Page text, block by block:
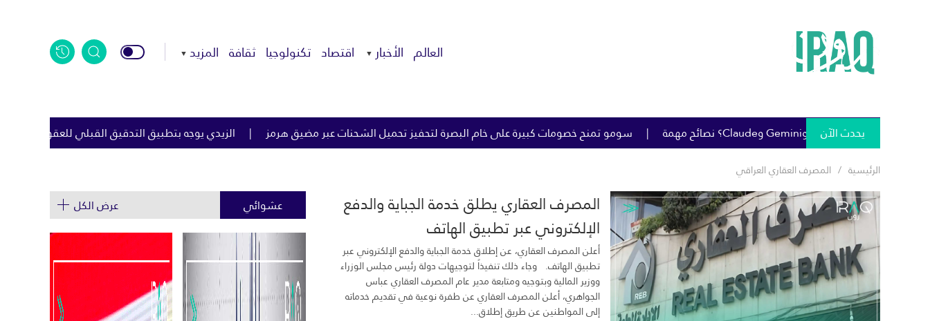
العالم الأخبار اقتصاد تكنولوجيا ثقافة المزيد
يحدث الآن سومو تمنح خصومات كبيرة على خام البصرة لتحفيز تحميل الشحنات عبر مضيق هرمز الزيدي يوجه بتطبيق التدقيق القبلي للعقود الحكومية لمكافحة الفساد
الرئيسية المصرف العقاري العراقي
المصرف العقاري يطلق خدمة الجباية والدفع
الإلكتروني عبر تطبيق الهاتف
أعلن المصرف العقاري، عن إطلاق خدمة الجباية والدفع الإلكتروني عبر
تطبيق الهاتف. وجاء ذلك تنفيذاً لتوجيهات دولة رئيس مجلس الوزراء
ووزير المالية وبتوجيه ومتابعة مدير عام المصرف العقاري عباس
الجواهري، أعلن المصرف العقاري عن طفرة نوعية في تقديم خدماته
إلى المواطنين عن طريق إطلاق...
عشوائي عرض الكل